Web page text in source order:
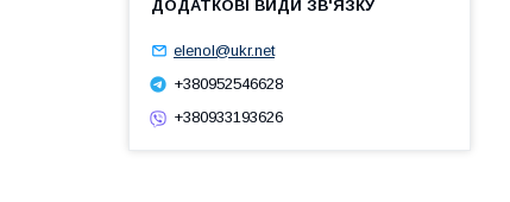
elenol@ukr.net
+380952546628
+380933193626